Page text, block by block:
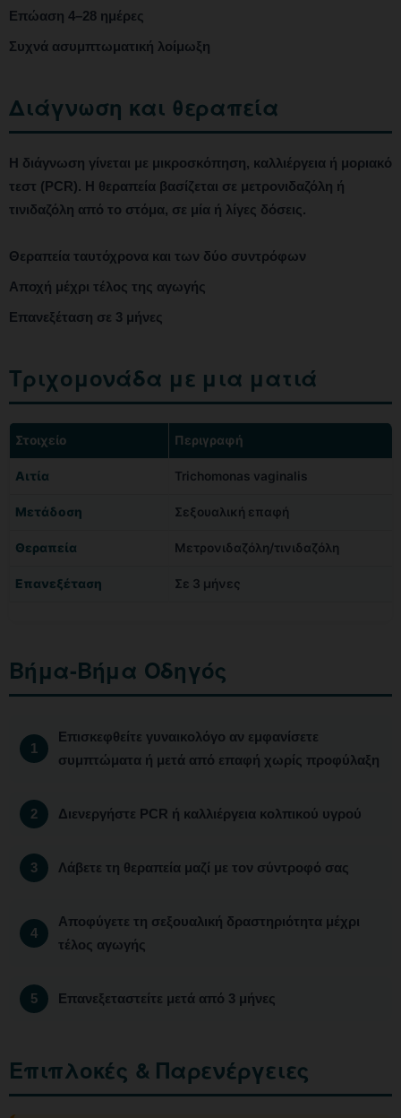
Επώαση 4–28 ημέρες
Συχνά ασυμπτωματική λοίμωξη
Διάγνωση και θεραπεία
Η διάγνωση γίνεται με μικροσκόπηση, καλλιέργεια ή μοριακό
τεστ (PCR). Η θεραπεία βασίζεται σε μετρονιδαζόλη ή
τινιδαζόλη από το στόμα, σε μία ή λίγες δόσεις.
Θεραπεία ταυτόχρονα και των δύο συντρόφων
Αποχή μέχρι τέλος της αγωγής
Επανεξέταση σε 3 μήνες
Τριχομονάδα με μια ματιά
Στοιχείο Περιγραφή
Αιτία Trichomonas vaginalis
Μετάδοση Σεξουαλική επαφή
Θεραπεία Μετρονιδαζόλη/τινιδαζόλη
Επανεξέταση Σε 3 μήνες
Βήμα-Βήμα Οδηγός
Επισκεφθείτε γυναικολόγο αν εμφανίσετε
συμπτώματα ή μετά από επαφή χωρίς προφύλαξη
Διενεργήστε PCR ή καλλιέργεια κολπικού υγρού
Λάβετε τη θεραπεία μαζί με τον σύντροφό σας
Αποφύγετε τη σεξουαλική δραστηριότητα μέχρι
τέλος αγωγής
Επανεξεταστείτε μετά από 3 μήνες
Επιπλοκές & Παρενέργειες